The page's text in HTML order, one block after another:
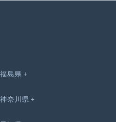
福島県
神奈川県